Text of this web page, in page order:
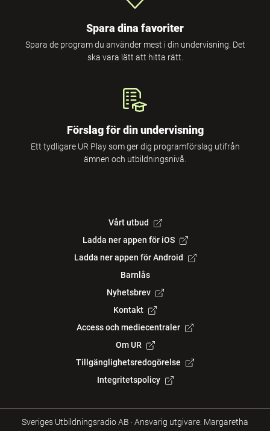
Spara dina favoriter
Spara de program du använder mest i din undervisning. Det
ska vara lätt att hitta rätt.
Förslag för din undervisning
Ett tydligare UR Play som ger dig programförslag utifrån
ämnen och utbildningsnivå.
Vårt utbud
Ladda ner appen för iOS
Ladda ner appen för Android
Barnlås
Nyhetsbrev
Kontakt
Access och mediecentraler
Om UR
Tillgänglighetsredogörelse
Integritetspolicy
Sveriges Utbildningsradio AB ·Ansvarig utgivare: Margaretha